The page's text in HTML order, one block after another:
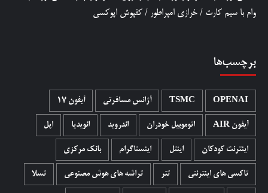
وام با سیم کارت / خرازی امپراطور / کفپوش اپوکسی
برچسب‌ها
OPENAI
TSMC آژانس مسافرتی آیفون 17
آیفون AIR اتوموبیل خودران اندروید انویدیا اپل
اینترنت کودکان اینتل اینستاگرام بانک مرکزی
تاکسی های اینترنتی تتر تراشه های هوش مصنوعی تسلا